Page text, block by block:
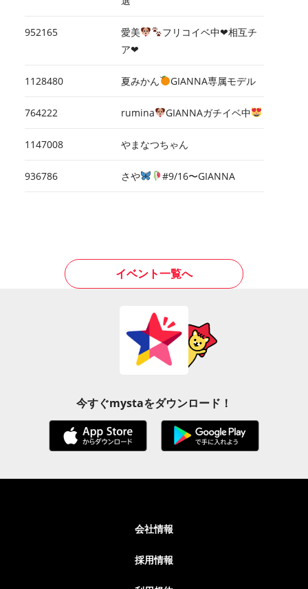
952165 愛美
フリコイベ中❤︎相互チ
ア❤︎
1128480 夏みかん GIANNA専属モデル
764222 rumina GIANNAガチイベ中
1147008 やまなつちゃん
936786 さや #9/16〜GIANNA
イベント一覧へ
今すぐmystaをダウンロード！
会社情報
採用情報